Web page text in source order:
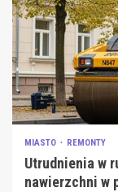
MIASTO REMONTY
Utrudnienia w
nawierzchni w